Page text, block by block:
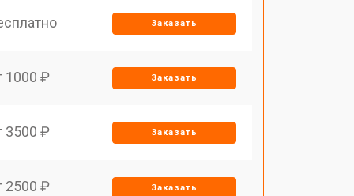
Заказать
1000 ₽ Заказать
3500 ₽ Заказать
2500 ₽ Заказать